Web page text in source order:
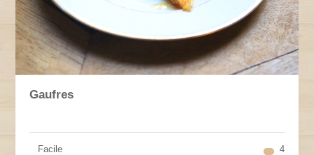
Gaufres
Facile 4